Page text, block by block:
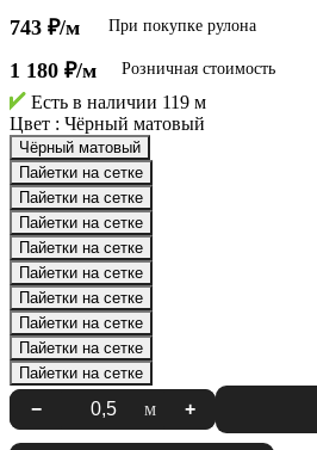
743 ₽/м При покупке рулона
1 180 ₽/м Розничная стоимость
Есть в наличии 119 м
Цвет : Чёрный матовый
Чёрный матовый
Пайетки на сетке
Пайетки на сетке
Пайетки на сетке
Пайетки на сетке
Пайетки на сетке
Пайетки на сетке
Пайетки на сетке
Пайетки на сетке
Пайетки на сетке
− м +